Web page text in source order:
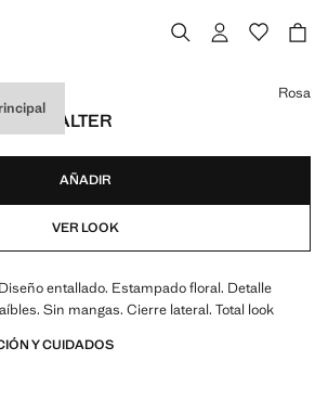
HALTER
€ ]
Rosa
AÑADIR
VER LOOK
entallado. Estampado floral. Detalle
Sin mangas. Cierre lateral. Total look
Y CUIDADOS